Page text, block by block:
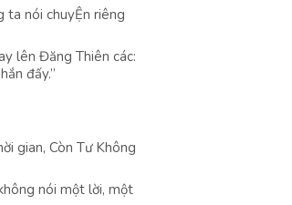
ta nói chuyỆn riêng
lên Đăng Thiên các:
đấy.”
gian, Còn Tư Không
nói một lời, một